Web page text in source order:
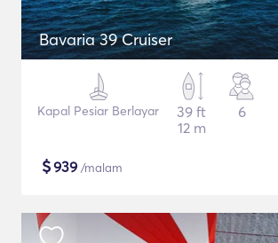
Bavaria 39 Cruiser
Kapal Pesiar Berlayar
39 ft
12 m
6
$939 /malam